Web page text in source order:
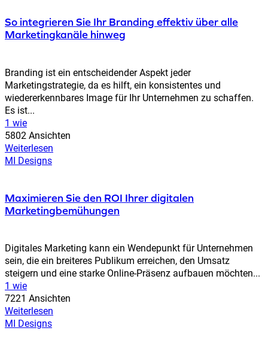
So integrieren Sie Ihr Branding effektiv über alle
Marketingkanäle hinweg
Branding ist ein entscheidender Aspekt jeder
Marketingstrategie, da es hilft, ein konsistentes und
wiedererkennbares Image für Ihr Unternehmen zu schaffen.
Es ist...
1 wie
5802 Ansichten
Weiterlesen
MI Designs
Maximieren Sie den ROI Ihrer digitalen
Marketingbemühungen
Digitales Marketing kann ein Wendepunkt für Unternehmen
sein, die ein breiteres Publikum erreichen, den Umsatz
steigern und eine starke Online-Präsenz aufbauen möchten...
1 wie
7221 Ansichten
Weiterlesen
MI Designs